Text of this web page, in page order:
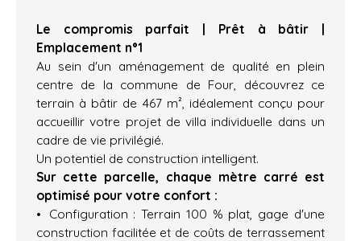
Le compromis parfait | Prêt à bâtir |
Emplacement n°1
Au sein d'un aménagement de qualité en plein
centre de la commune de Four, découvrez ce
terrain à bâtir de 467 m², idéalement conçu pour
accueillir votre projet de villa individuelle dans un
cadre de vie privilégié.
Un potentiel de construction intelligent.
Sur cette parcelle, chaque mètre carré est
optimisé pour votre confort :
Configuration : Terrain 100 % plat, gage d'une
construction facilitée et de coûts de terrassement